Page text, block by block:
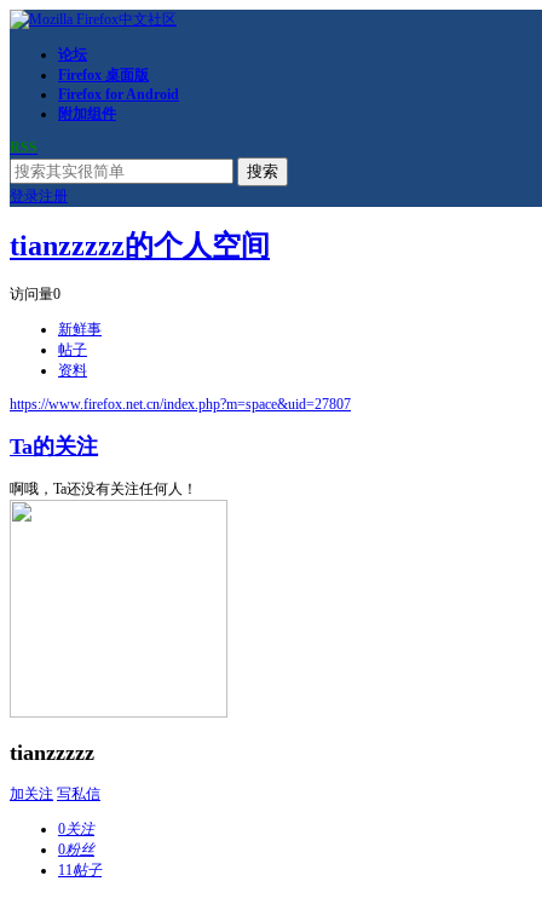
论坛
Firefox 桌面版
Firefox for Android
附加组件
RSS
搜索
登录注册
tianzzzzz的个人空间
访问量0
新鲜事
帖子
资料
https://www.firefox.net.cn/index.php?m=space&uid=27807
Ta的关注
啊哦，Ta还没有关注任何人！
tianzzzzz
加关注 写私信
0关注
0粉丝
11帖子